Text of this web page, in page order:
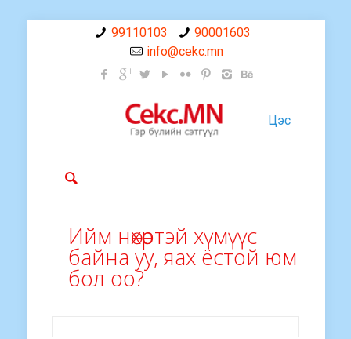
99110103
90001603
info@cekc.mn
Цэс
Ийм нөхөртэй хүмүүс
байна уу, яах ёстой юм
бол оо?